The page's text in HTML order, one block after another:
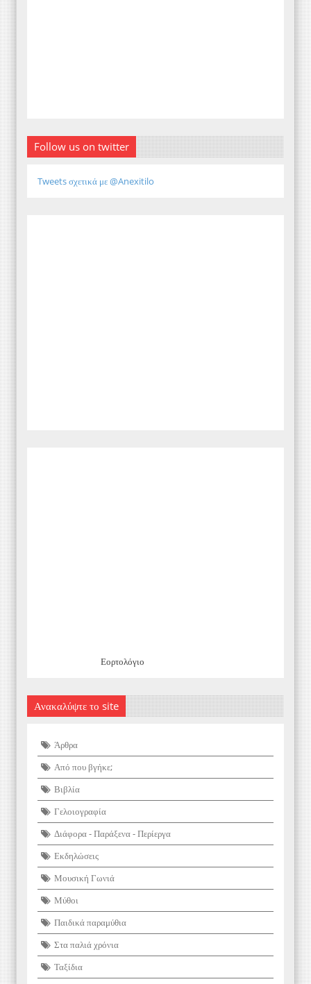
Follow us on twitter
Tweets σχετικά με @Anexitilo
Εορτολόγιο
Ανακαλύψτε το site
Άρθρα
Από που βγήκε;
Βιβλία
Γελοιογραφία
Διάφορα - Παράξενα - Περίεργα
Εκδηλώσεις
Μουσική Γωνιά
Μύθοι
Παιδικά παραμύθια
Στα παλιά χρόνια
Ταξίδια